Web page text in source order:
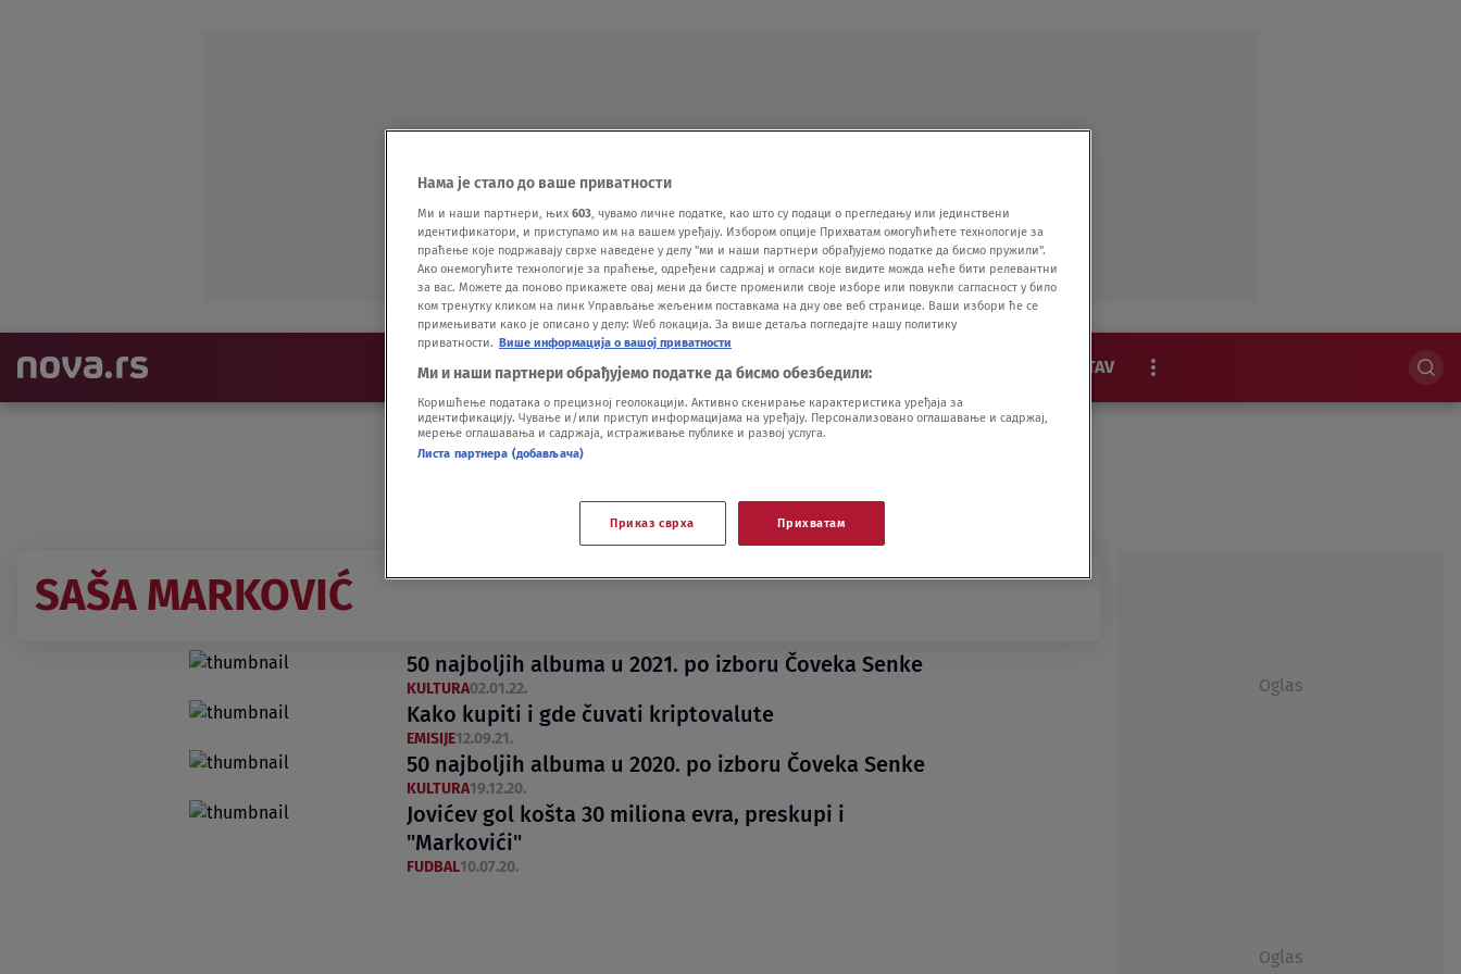
NAJNOVIJE VESTI SHOW SPORT VIDEO NOVA BAZA STAV
EKSKLUZIVNO
SAŠA MARKOVIĆ
50 najboljih albuma u 2021. po izboru Čoveka Senke
KULTURA02.01.22.
Kako kupiti i gde čuvati kriptovalute
EMISIJE12.09.21.
50 najboljih albuma u 2020. po izboru Čoveka Senke
KULTURA19.12.20.
Jovićev gol košta 30 miliona evra, preskupi i
"Markovići"
FUDBAL10.07.20.
Oglas
Oglas
Нама је стало до ваше приватности
Ми и наши партнери, њих 603, чувамо личне податке, као што су подаци о прегледању или јединствени
идентификатори, и приступамо им на вашем уређају. Избором опције Прихватам омогућићете технологије за
праћење које подржавају сврхе наведене у делу "ми и наши партнери обрађујемо податке да бисмо пружили".
Ако онемогућите технологије за праћење, одређени садржај и огласи које видите можда неће бити релевантни
за вас. Можете да поново прикажете овај мени да бисте променили своје изборе или повукли сагласност у било
ком тренутку кликом на линк Управљање жељеним поставкама на дну ове веб странице. Ваши избори ће се
примењивати како је описано у делу: Wеб локација. За више детаља погледајте нашу политику
приватности. Више информација о вашој приватности
Ми и наши партнери обрађујемо податке да бисмо обезбедили:
Коришћење података о прецизној геолокацији. Активно скенирање карактеристика уређаја за
идентификацију. Чување и/или приступ информацијама на уређају. Персонализовано оглашавање и садржај,
мерење оглашавања и садржаја, истраживање публике и развој услуга.
Листа партнера (добављача)
Приказ сврха Прихватам